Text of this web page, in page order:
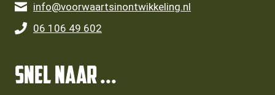
info@voorwaartsinontwikkeling.nl
06 106 49 602
SNEL NAAR ...